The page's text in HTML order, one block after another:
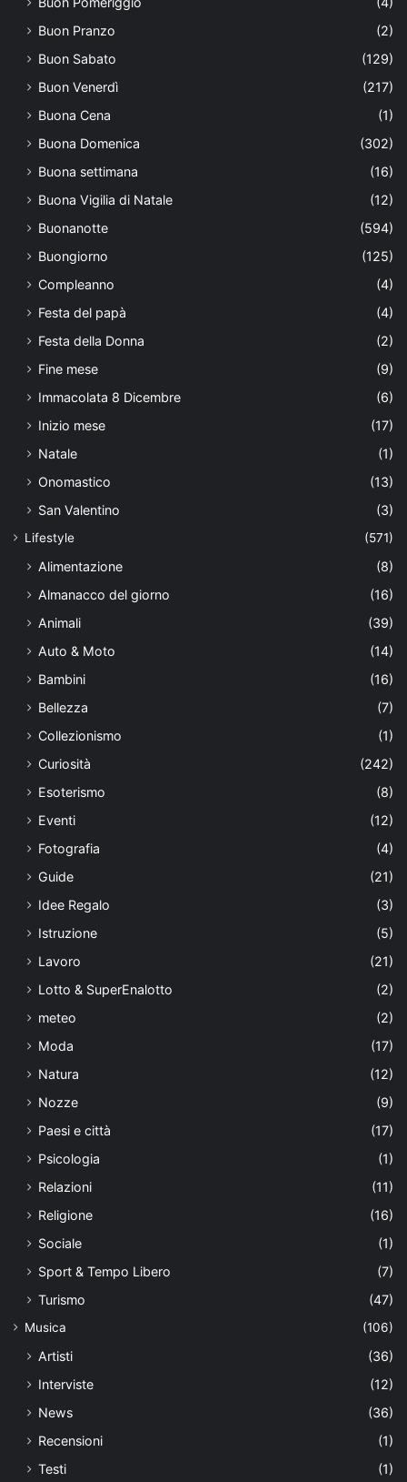
Buon Pranzo
(2)
Buon Sabato
(129)
Buon Venerdì
(217)
Buona Cena
(1)
Buona Domenica
(302)
Buona settimana
(16)
Buona Vigilia di Natale
(12)
Buonanotte
(594)
Buongiorno
(125)
Compleanno
(4)
Festa del papà
(4)
Festa della Donna
(2)
Fine mese
(9)
Immacolata 8 Dicembre
(6)
Inizio mese
(17)
Natale
(1)
Onomastico
(13)
San Valentino
(3)
Lifestyle (571)
Alimentazione
(8)
Almanacco del giorno
(16)
Animali
(39)
Auto & Moto
(14)
Bambini
(16)
Bellezza
(7)
Collezionismo
(1)
Curiosità
(242)
Esoterismo
(8)
Eventi
(12)
Fotografia
(4)
Guide
(21)
Idee Regalo
(3)
Istruzione
(5)
Lavoro
(21)
Lotto & SuperEnalotto
(2)
meteo
(2)
Moda
(17)
Natura
(12)
Nozze
(9)
Paesi e città
(17)
Psicologia
(1)
Relazioni
(11)
Religione
(16)
Sociale
(1)
Sport & Tempo Libero
(7)
Turismo
(47)
Musica (106)
Artisti
(36)
Interviste
(12)
News
(36)
Recensioni
(1)
Testi
(1)